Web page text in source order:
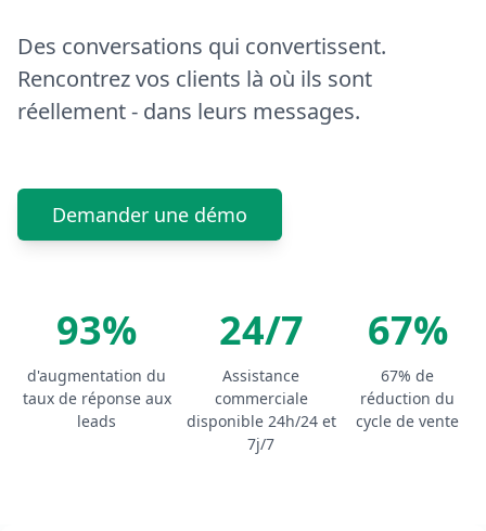
Des conversations qui convertissent.
Rencontrez vos clients là où ils sont
réellement - dans leurs messages.
Demander une démo
93%
d'augmentation du
taux de réponse aux
leads
24/7
Assistance
commerciale
disponible 24h/24 et
7j/7
67%
67% de
réduction du
cycle de vente